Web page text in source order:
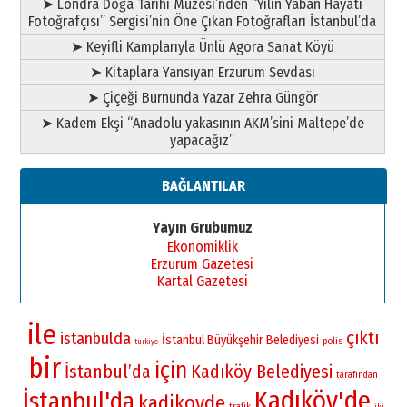
➤ Londra Doğa Tarihi Müzesi’nden “Yılın Yaban Hayatı
Fotoğrafçısı” Sergisi’nin Öne Çıkan Fotoğrafları İstanbul’da
➤ Keyifli Kamplarıyla Ünlü Agora Sanat Köyü
➤ Kitaplara Yansıyan Erzurum Sevdası
➤ Çiçeği Burnunda Yazar Zehra Güngör
➤ Kadem Ekşi “Anadolu yakasının AKM’sini Maltepe’de
yapacağız”
BAĞLANTILAR
Yayın Grubumuz
Ekonomiklik
Erzurum Gazetesi
Kartal Gazetesi
ile istanbulda turkiye İstanbul Büyükşehir Belediyesi polis çıktı
birİstanbul’da için Kadıköy Belediyesi tarafından
İstanbul'da